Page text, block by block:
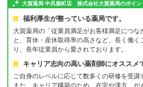
大賀薬局 中呉服町店 株式会社大賀薬局のポイン
福利厚生が整っている薬局です。
大賀薬局の「従業員満足がお客様満足につな
と、育休・産休取得率の高さなど、長く働く
り、長年従業員から愛されております。
キャリア志向の高い薬剤師にオススメ
ご自身のレベルに応じて数多くの研修を受講
また、キャリア構築のため、在宅や漢方、が